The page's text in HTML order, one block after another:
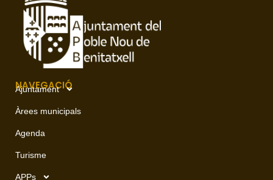
NAVEGACIÓ
Ajuntament
Àrees municipals
Agenda
Turisme
APPs